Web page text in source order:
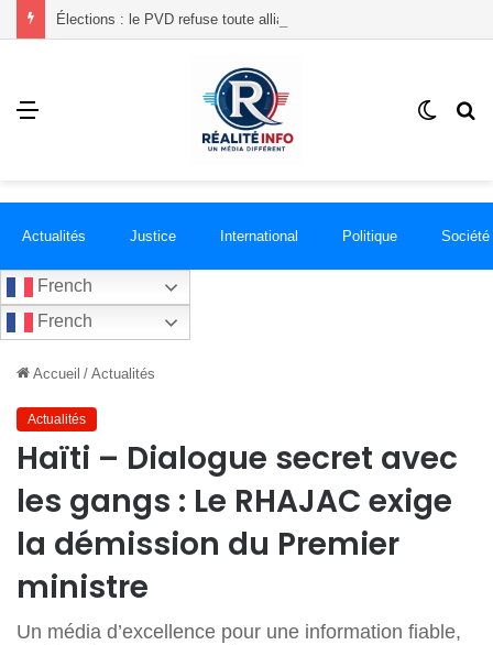
Menu
Switch
Actualités Justice International Politique Société
French
French
Accueil / Actualités
Actualités
Haïti – Dialogue secret avec
les gangs : Le RHAJAC exige
la démission du Premier
ministre
Un média d’excellence pour une information fiable,